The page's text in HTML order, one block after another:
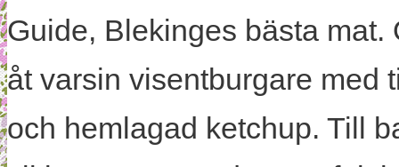
Guide, Blekinges bästa
åt varsin visentburgare med
och hemlagad ketchup. Till